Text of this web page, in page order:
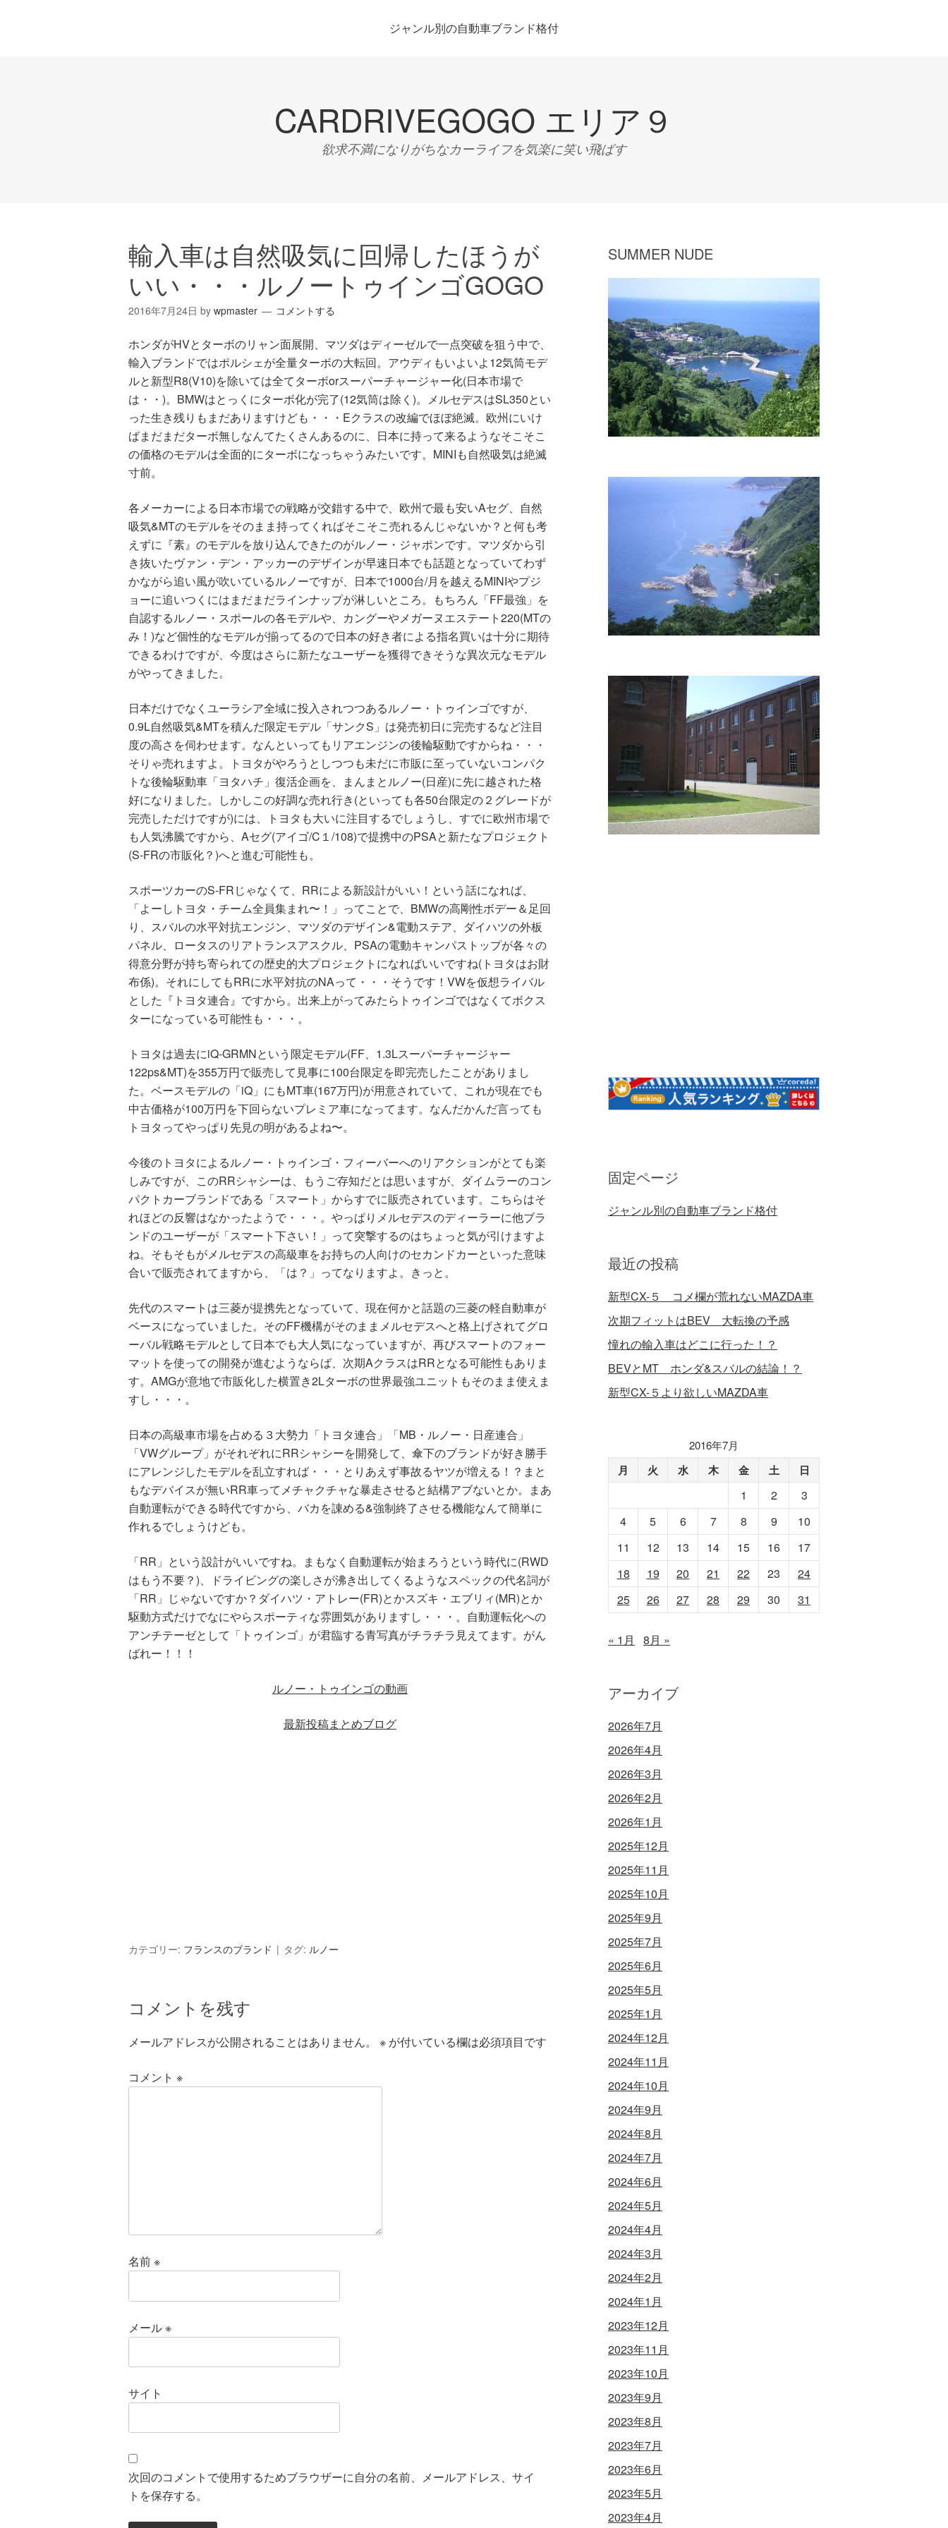
ジャンル別の自動車ブランド格付
CARDRIVEGOGO エリア９
欲求不満になりがちなカーライフを気楽に笑い飛ばす
輸入車は自然吸気に回帰したほうが
いい・・・ルノートゥインゴGOGO
2016年7月24日 by wpmaster コメントする
ホンダがHVとターボのリャン面展開、マツダはディーゼルで一点突破を狙う中で、
輸入ブランドではポルシェが全量ターボの大転回。アウディもいよいよ12気筒モデ
ルと新型R8(V10)を除いては全てターボorスーパーチャージャー化(日本市場で
は・・)。BMWはとっくにターボ化が完了(12気筒は除く)。メルセデスはSL350とい
った生き残りもまだありますけども・・・Eクラスの改編でほぼ絶滅。欧州にいけ
ばまだまだターボ無しなんてたくさんあるのに、日本に持って来るようなそこそこ
の価格のモデルは全面的にターボになっちゃうみたいです。MINIも自然吸気は絶滅
寸前。
各メーカーによる日本市場での戦略が交錯する中で、欧州で最も安いAセグ、自然
吸気&MTのモデルをそのまま持ってくればそこそこ売れるんじゃないか？と何も考
えずに『素』のモデルを放り込んできたのがルノー・ジャポンです。マツダから引
き抜いたヴァン・デン・アッカーのデザインが早速日本でも話題となっていてわず
かながら追い風が吹いているルノーですが、日本で1000台/月を越えるMINIやプジ
ョーに追いつくにはまだまだラインナップが淋しいところ。もちろん「FF最強」を
自認するルノー・スポールの各モデルや、カングーやメガーヌエステート220(MTの
み！)など個性的なモデルが揃ってるので日本の好き者による指名買いは十分に期待
できるわけですが、今度はさらに新たなユーザーを獲得できそうな異次元なモデル
がやってきました。
日本だけでなくユーラシア全域に投入されつつあるルノー・トゥインゴですが、
0.9L自然吸気&MTを積んだ限定モデル「サンクS」は発売初日に完売するなど注目
度の高さを伺わせます。なんといってもリアエンジンの後輪駆動ですからね・・・
そりゃ売れますよ。トヨタがやろうとしつつも未だに市販に至っていないコンパク
トな後輪駆動車「ヨタハチ」復活企画を、まんまとルノー(日産)に先に越された格
好になりました。しかしこの好調な売れ行き(といっても各50台限定の２グレードが
完売しただけですが)には、トヨタも大いに注目するでしょうし、すでに欧州市場で
も人気沸騰ですから、Aセグ(アイゴ/C１/108)で提携中のPSAと新たなプロジェクト
(S-FRの市販化？)へと進む可能性も。
スポーツカーのS-FRじゃなくて、RRによる新設計がいい！という話になれば、
「よーしトヨタ・チーム全員集まれ〜！」ってことで、BMWの高剛性ボデー＆足回
り、スバルの水平対抗エンジン、マツダのデザイン&電動ステア、ダイハツの外板
パネル、ロータスのリアトランスアスクル、PSAの電動キャンパストップが各々の
得意分野が持ち寄られての歴史的大プロジェクトになればいいですね(トヨタはお財
布係)。それにしてもRRに水平対抗のNAって・・・そうです！VWを仮想ライバル
とした『トヨタ連合』ですから。出来上がってみたらトゥインゴではなくてボクス
ターになっている可能性も・・・。
トヨタは過去にiQ-GRMNという限定モデル(FF、1.3Lスーパーチャージャー
122ps&MT)を355万円で販売して見事に100台限定を即完売したことがありまし
た。ベースモデルの「iQ」にもMT車(167万円)が用意されていて、これが現在でも
中古価格が100万円を下回らないプレミア車になってます。なんだかんだ言っても
トヨタってやっぱり先見の明があるよね〜。
今後のトヨタによるルノー・トゥインゴ・フィーバーへのリアクションがとても楽
しみですが、このRRシャシーは、もうご存知だとは思いますが、ダイムラーのコン
パクトカーブランドである「スマート」からすでに販売されています。こちらはそ
れほどの反響はなかったようで・・・。やっぱりメルセデスのディーラーに他ブラ
ンドのユーザーが「スマート下さい！」って突撃するのはちょっと気が引けますよ
ね。そもそもがメルセデスの高級車をお持ちの人向けのセカンドカーといった意味
合いで販売されてますから、「は？」ってなりますよ。きっと。
先代のスマートは三菱が提携先となっていて、現在何かと話題の三菱の軽自動車が
ベースになっていました。そのFF機構がそのままメルセデスへと格上げされてグロ
ーバル戦略モデルとして日本でも大人気になっていますが、再びスマートのフォー
マットを使っての開発が進むようならば、次期AクラスはRRとなる可能性もありま
す。AMGが意地で市販化した横置き2Lターボの世界最強ユニットもそのまま使えま
すし・・・。
日本の高級車市場を占める３大勢力「トヨタ連合」「MB・ルノー・日産連合」
「VWグループ」がそれぞれにRRシャシーを開発して、傘下のブランドが好き勝手
にアレンジしたモデルを乱立すれば・・・とりあえず事故るヤツが増える！？まと
もなデバイスが無いRR車ってメチャクチャな暴走させると結構アブないとか。まあ
自動運転ができる時代ですから、バカを諌める&強制終了させる機能なんて簡単に
作れるでしょうけども。
「RR」という設計がいいですね。まもなく自動運転が始まろうという時代に(RWD
はもう不要？)、ドライビングの楽しさが沸き出してくるようなスペックの代名詞が
「RR」じゃないですか？ダイハツ・アトレー(FR)とかスズキ・エブリィ(MR)とか
駆動方式だけでなにやらスポーティな雰囲気がありますし・・・。自動運転化への
アンチテーゼとして「トゥインゴ」が君臨する青写真がチラチラ見えてます。がん
ばれー！！！
ルノー・トゥインゴの動画
最新投稿まとめブログ
カテゴリー: フランスのブランド タグ: ルノー
コメントを残す
メールアドレスが公開されることはありません。 ※ が付いている欄は必須項目です
コメント ※
名前※
メール※
サイト
次回のコメントで使用するためブラウザーに自分の名前、メールアドレス、サイ
トを保存する。
SUMMER NUDE
固定ページ
ジャンル別の自動車ブランド格付
最近の投稿
新型CX-５ コメ欄が荒れないMAZDA車
次期フィットはBEV 大転換の予感
憧れの輸入車はどこに行った！？
BEVとMT ホンダ&スバルの結論！？
新型CX-５より欲しいMAZDA車
2016年7月
月 火 水 木 金 土 日
1 2
3
4
5 6 7 8 9
10
11
12 13 14 15 16
17
18
19 20 21 22 23
24
25
26 27 28 29 30 31
« 1月 8月 »
アーカイブ
2026年7月
2026年4月
2026年3月
2026年2月
2026年1月
2025年12月
2025年11月
2025年10月
2025年9月
2025年7月
2025年6月
2025年5月
2025年1月
2024年12月
2024年11月
2024年10月
2024年9月
2024年8月
2024年7月
2024年6月
2024年5月
2024年4月
2024年3月
2024年2月
2024年1月
2023年12月
2023年11月
2023年10月
2023年9月
2023年8月
2023年7月
2023年6月
2023年5月
2023年4月